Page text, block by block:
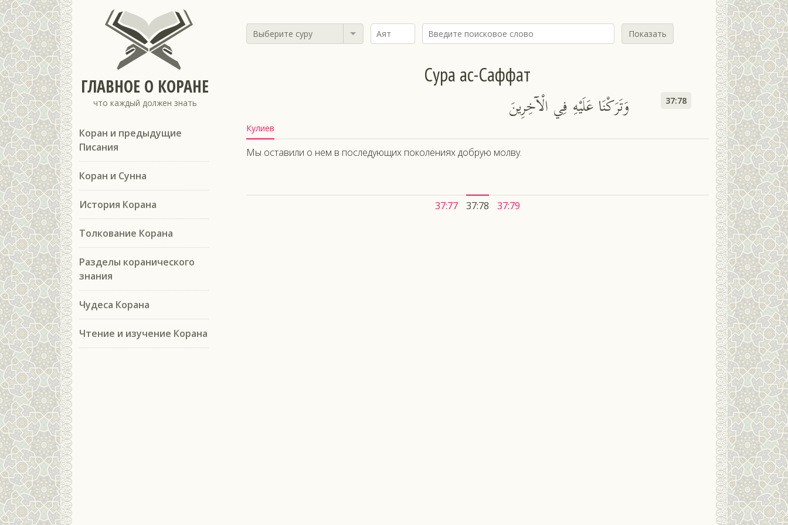
ГЛАВНОЕ О КОРАНЕ
что каждый должен знать
Коран и предыдущие
Писания
Коран и Сунна
История Корана
Толкование Корана
Разделы коранического
знания
Чудеса Корана
Чтение и изучение Корана
Выберите суру Показать
Сура ас-Саффат
وَتَرَكْنَا عَلَيْهِ فِي الْآخِرِينَ 37:78
Кулиев
Мы оставили о нем в последующих поколениях добрую молву.
37:77 37:78 37:79